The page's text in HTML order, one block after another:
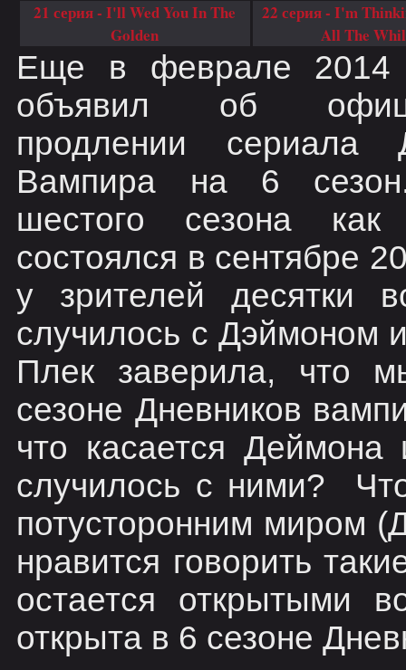
21 серия - I'll Wed You In The
Golden
22 серия - I'm
All The
Еще в феврале 2014
объявил об
продлении сериала
Вампира на 6
шестого сезона как
состоялся в сентябре
у зрителей десятки
случилось с Дэймоном
Плек заверила, что
сезоне Дневников
что касается
случилось с ними?
потусторонним миром
нравится говорить
остается открытыми
открыта в 6 сезоне